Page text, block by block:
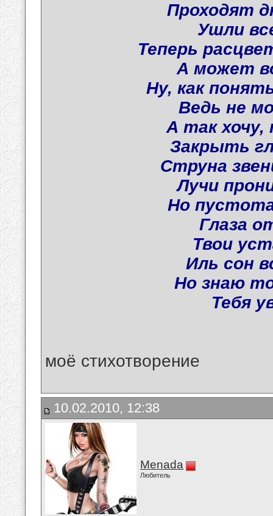
Проходят
Ушли
Теперь
А может
Ну, как
Ведь не
А так хочу,
Закрыть
Струна
Лучи
Но
Глаза
Твои
Иль сон
Но знаю
Тебя
моё стихотворение
10.02.2010, 12:38
Menada
Любитель